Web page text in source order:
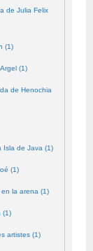
de Julia Felix
(1)
(1)
de Henochia
Isla de Java (1)
(1)
la arena (1)
(1)
artistes (1)